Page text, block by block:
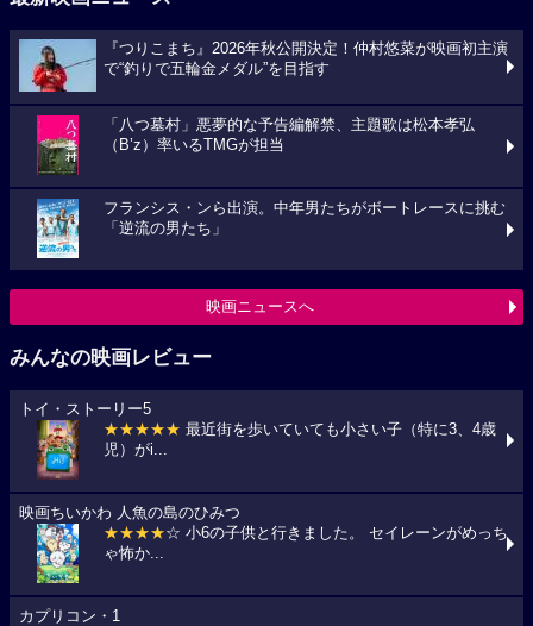
『つりこまち』2026年秋公開決定！仲村悠菜が映画初主演
で“釣りで五輪金メダル”を目指す
「八つ墓村」悪夢的な予告編解禁、主題歌は松本孝弘
（B’z）率いるTMGが担当
フランシス・ンら出演。中年男たちがボートレースに挑む
「逆流の男たち」
映画ニュースへ
みんなの映画レビュー
トイ・ストーリー5
★★★★★ 最近街を歩いていても小さい子（特に3、4歳
児）がi...
映画ちいかわ 人魚の島のひみつ
★★★★☆ 小6の子供と行きました。 セイレーンがめっち
ゃ怖か...
カプリコン・1